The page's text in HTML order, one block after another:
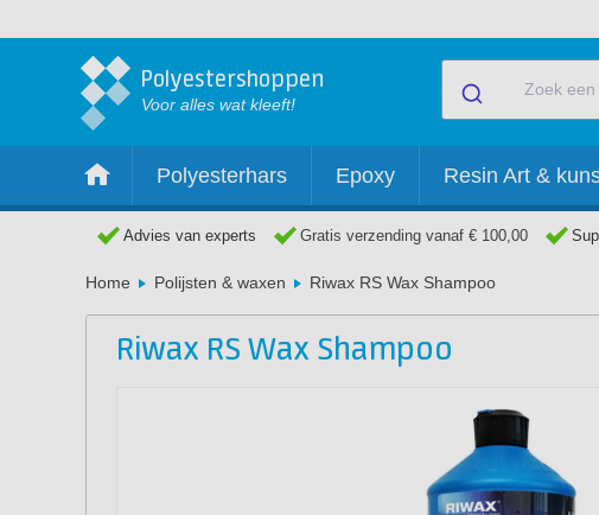
Polyestershoppen
Voor alles wat kleeft!
Polyesterhars Epoxy Resin Art &
Advies van experts Gratis verzending vanaf € 100,00
Home Polijsten & waxen Riwax RS Wax Shampoo
Riwax RS Wax Shampoo